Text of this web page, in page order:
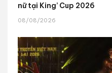
nữ tại King’ Cup 2026
08/08/2026